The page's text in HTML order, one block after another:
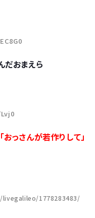
だおまえら
っさんが若作りして」
1778283483/